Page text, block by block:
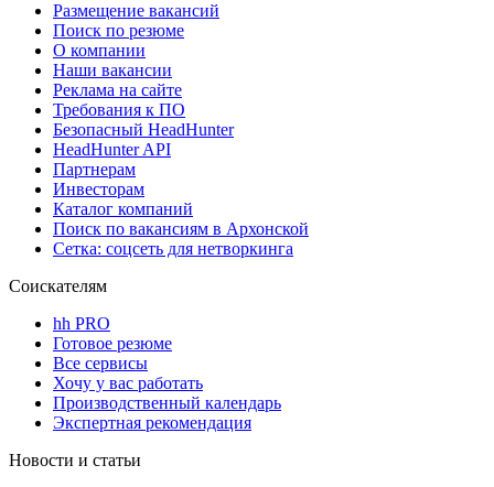
Размещение вакансий
Поиск по резюме
О компании
Наши вакансии
Реклама на сайте
Требования к ПО
Безопасный HeadHunter
HeadHunter API
Партнерам
Инвесторам
Каталог компаний
Поиск по вакансиям в Архонской
Сетка: соцсеть для нетворкинга
Соискателям
hh PRO
Готовое резюме
Все сервисы
Хочу у вас работать
Производственный календарь
Экспертная рекомендация
Новости и статьи